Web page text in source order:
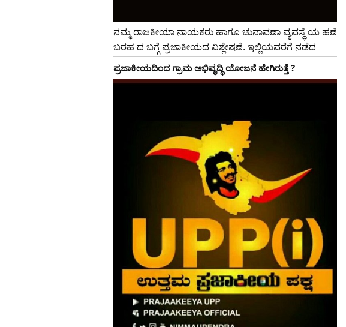
ನಮ್ಮ ರಾಜಕೀಯಾ ನಾಯಕರು ಹಾಗೂ ಚುನಾವಣಾ ವ್ಯವಸ್ಥೆ ಯ ಹಣೆ
ಬರಹ ದ ಬಗ್ಗೆ ಪ್ರಜಾಕೀಯದ ವಿಶ್ಲೇಷಣೆ. ಇಲ್ಲಿಯವರೆಗೆ ನಡೆದ
ಪ್ರಜಾಕೀಯದಿಂದ ಗ್ರಾಮ ಅಭಿವೃದ್ಧಿ ಯೋಜನೆ ಹೇಗಿರುತ್ತೆ ?